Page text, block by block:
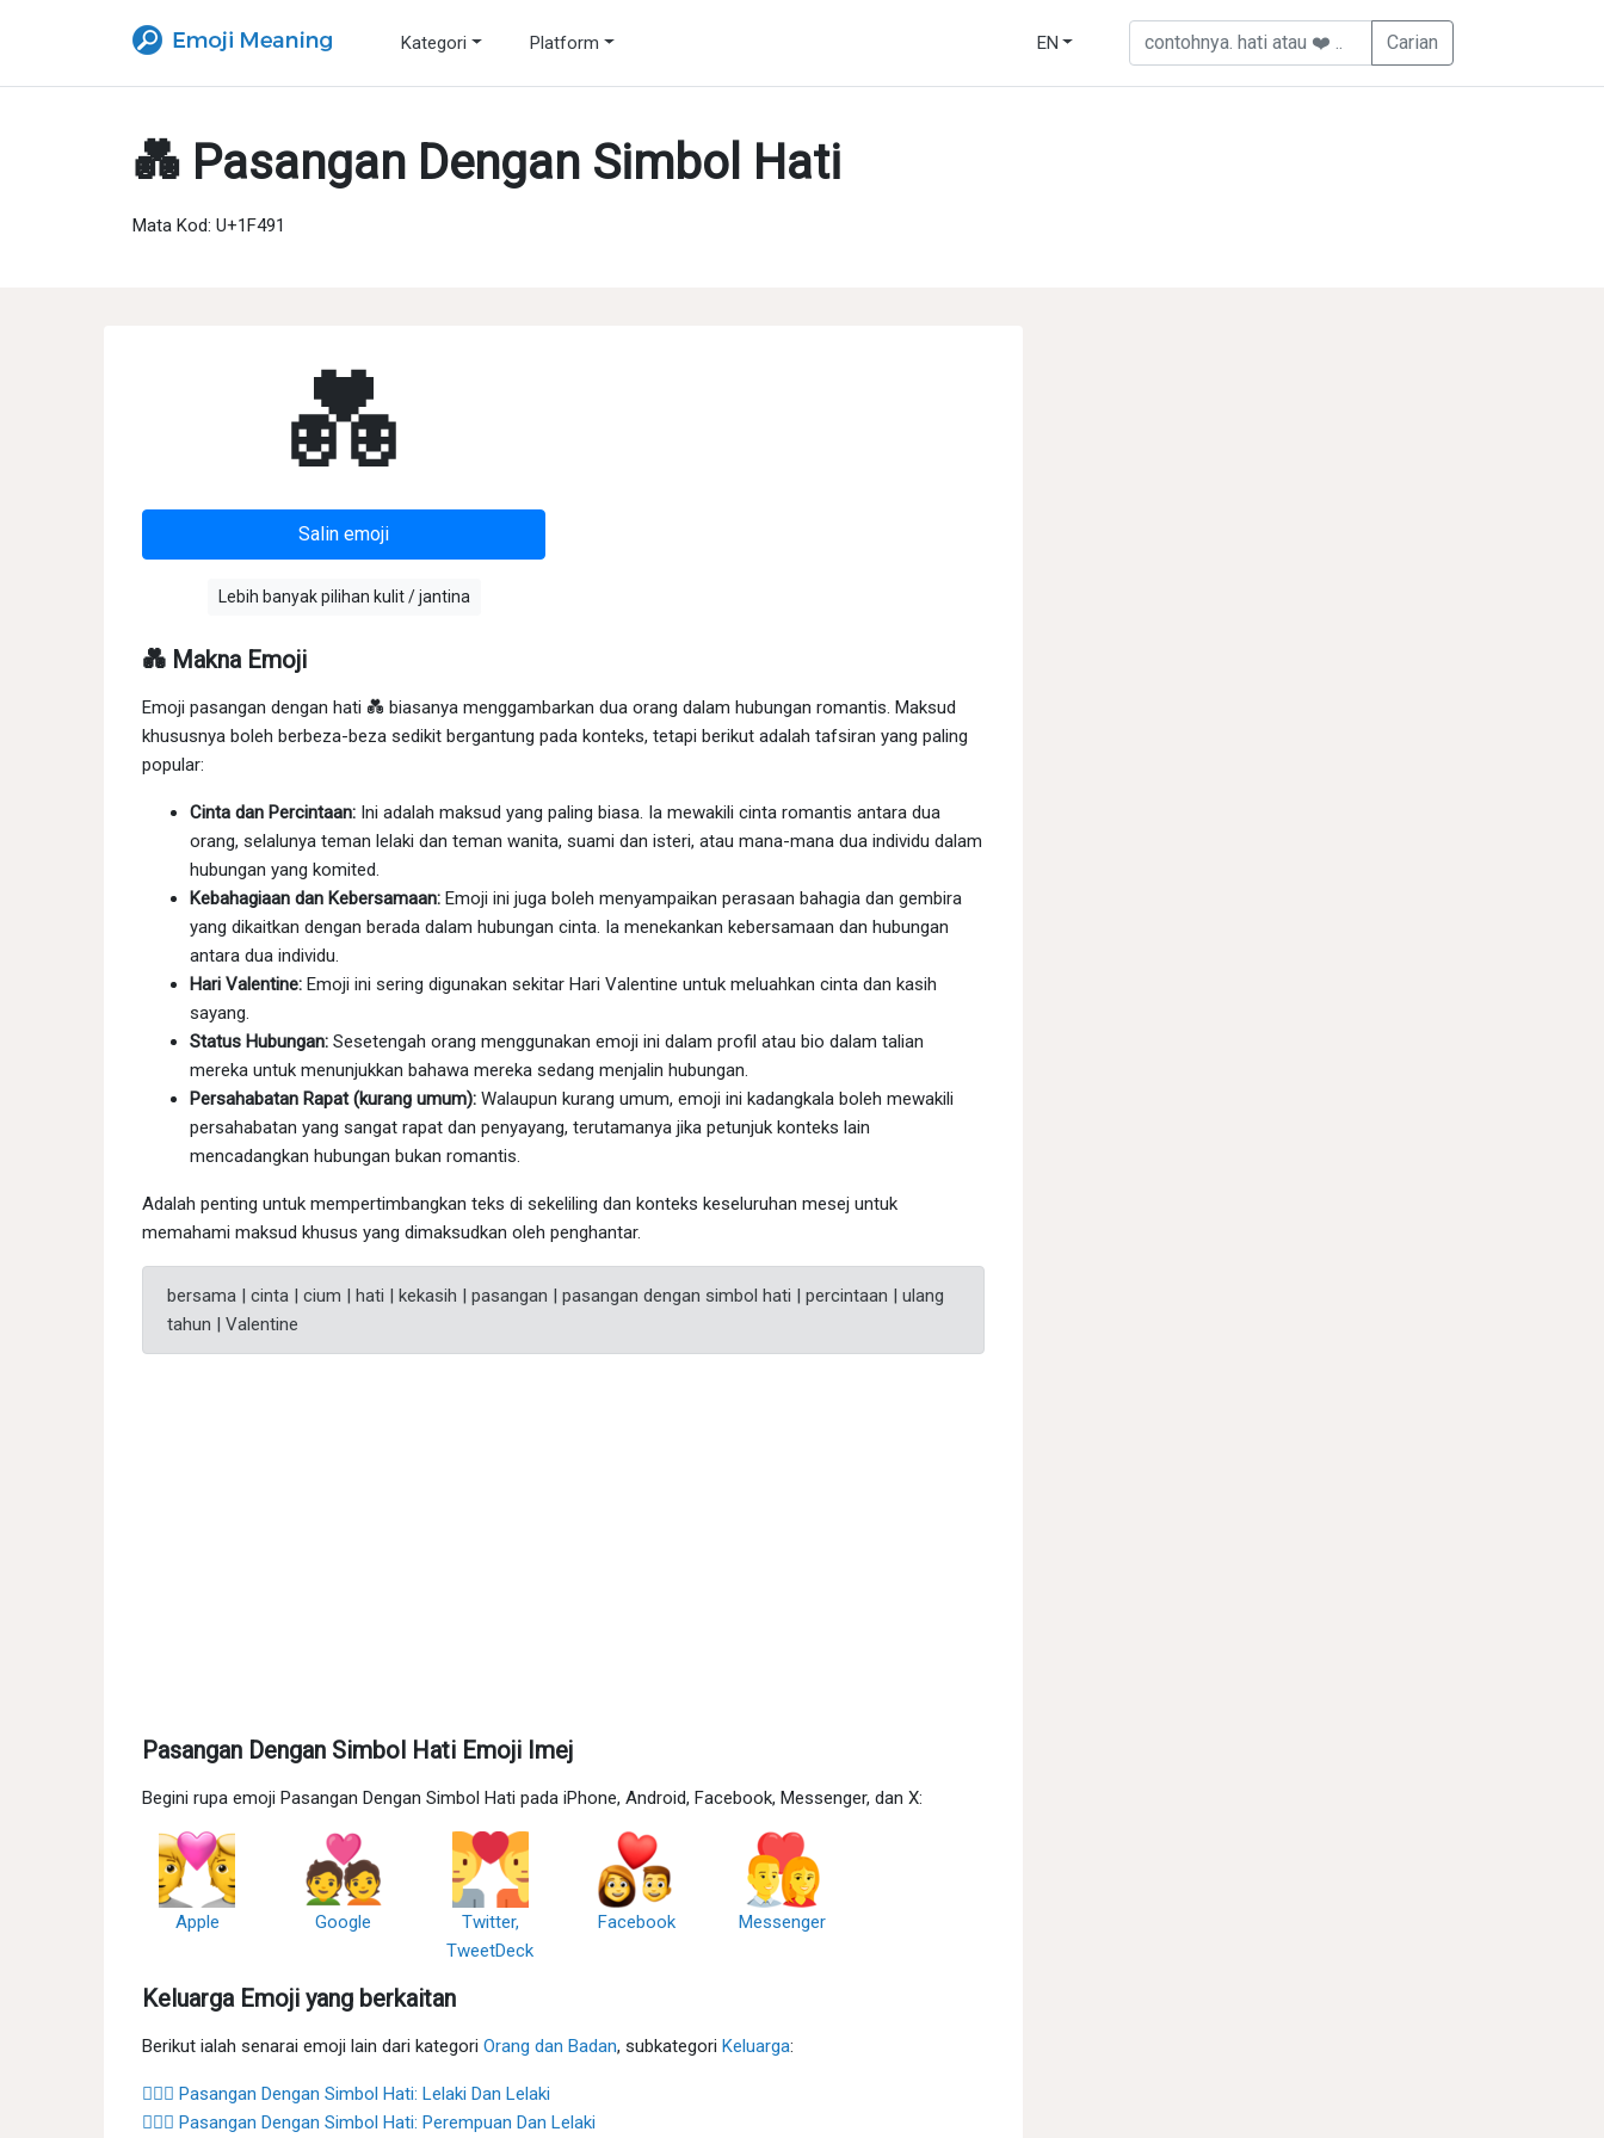
Kategori Platform EN
💑 Pasangan Dengan Simbol Hati
Mata Kod: U+1F491
💑
Salin emoji
Lebih banyak pilihan kulit / jantina
💑 Makna Emoji
Emoji pasangan dengan hati 💑 biasanya menggambarkan dua orang dalam hubungan romantis. Maksud
khususnya boleh berbeza-beza sedikit bergantung pada konteks, tetapi berikut adalah tafsiran yang paling
popular:
Cinta dan Percintaan: Ini adalah maksud yang paling biasa. Ia mewakili cinta romantis antara dua
orang, selalunya teman lelaki dan teman wanita, suami dan isteri, atau mana-mana dua individu dalam
hubungan yang komited.
Kebahagiaan dan Kebersamaan: Emoji ini juga boleh menyampaikan perasaan bahagia dan gembira
yang dikaitkan dengan berada dalam hubungan cinta. Ia menekankan kebersamaan dan hubungan
antara dua individu.
Hari Valentine: Emoji ini sering digunakan sekitar Hari Valentine untuk meluahkan cinta dan kasih
sayang.
Status Hubungan: Sesetengah orang menggunakan emoji ini dalam profil atau bio dalam talian
mereka untuk menunjukkan bahawa mereka sedang menjalin hubungan.
Persahabatan Rapat (kurang umum): Walaupun kurang umum, emoji ini kadangkala boleh mewakili
persahabatan yang sangat rapat dan penyayang, terutamanya jika petunjuk konteks lain
mencadangkan hubungan bukan romantis.
Adalah penting untuk mempertimbangkan teks di sekeliling dan konteks keseluruhan mesej untuk
memahami maksud khusus yang dimaksudkan oleh penghantar.
bersama | cinta | cium | hati | kekasih | pasangan | pasangan dengan simbol hati | percintaan | ulang
tahun | Valentine
Pasangan Dengan Simbol Hati Emoji Imej
Begini rupa emoji Pasangan Dengan Simbol Hati pada iPhone, Android, Facebook, Messenger, dan X:
Apple Google
Twitter,
TweetDeck
Facebook Messenger
Keluarga Emoji yang berkaitan
Berikut ialah senarai emoji lain dari kategori Orang dan Badan, subkategori Keluarga:
👨‍❤️‍👨 Pasangan Dengan Simbol Hati: Lelaki Dan Lelaki
👩‍❤️‍👨 Pasangan Dengan Simbol Hati: Perempuan Dan Lelaki